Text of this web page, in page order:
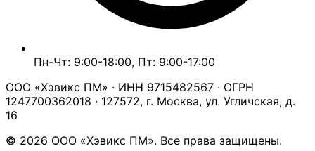
Пн-Чт: 9:00-18:00, Пт: 9:00-17:00
ООО «Хэвикс ПМ» · ИНН 9715482567 · ОГРН
1247700362018 · 127572, г. Москва, ул. Угличская, д.
16
© 2026 ООО «Хэвикс ПМ». Все права защищены.